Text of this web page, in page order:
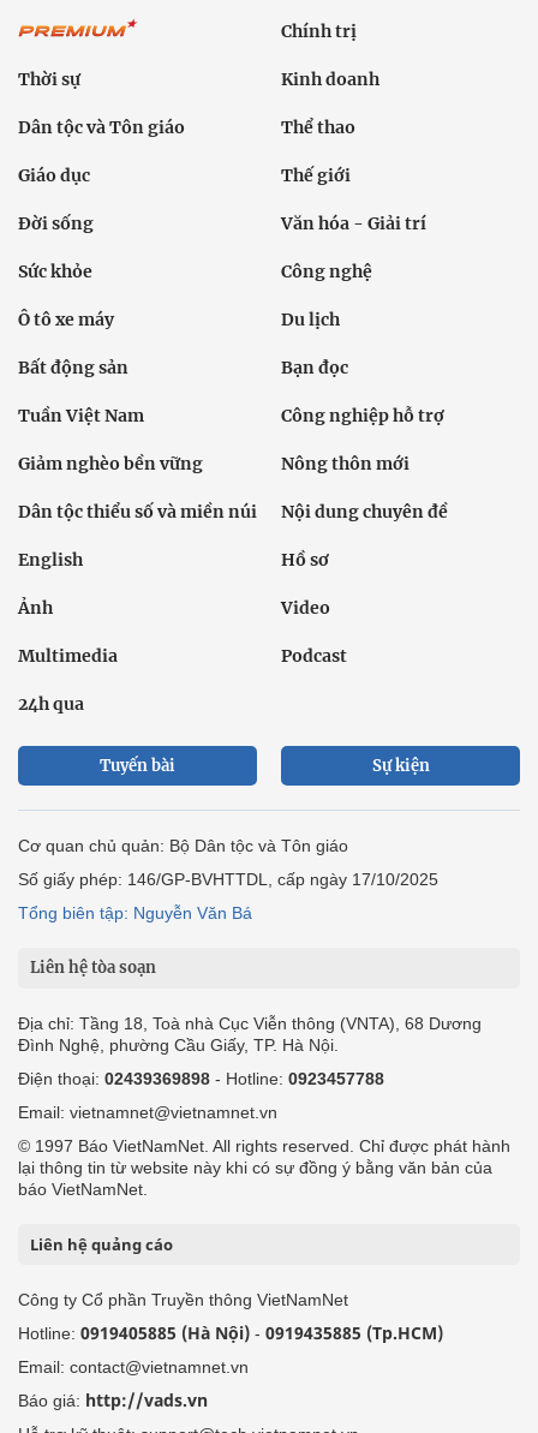
Chính trị
Thời sự Kinh doanh
Dân tộc và Tôn giáo Thể thao
Giáo dục Thế giới
Đời sống Văn hóa - Giải trí
Sức khỏe Công nghệ
Ô tô xe máy Du lịch
Bất động sản Bạn đọc
Tuần Việt Nam Công nghiệp hỗ trợ
Giảm nghèo bền vững Nông thôn mới
Dân tộc thiểu số và miền núi Nội dung chuyên đề
English Hồ sơ
Ảnh Video
Multimedia Podcast
24h qua
Tuyến bài Sự kiện
Cơ quan chủ quản: Bộ Dân tộc và Tôn giáo
Số giấy phép: 146/GP-BVHTTDL, cấp ngày 17/10/2025
Tổng biên tập: Nguyễn Văn Bá
Liên hệ tòa soạn
Địa chỉ: Tầng 18, Toà nhà Cục Viễn thông (VNTA), 68 Dương
Đình Nghệ, phường Cầu Giấy, TP. Hà Nội.
Điện thoại: 02439369898 - Hotline: 0923457788
Email: vietnamnet@vietnamnet.vn
© 1997 Báo VietNamNet. All rights reserved. Chỉ được phát hành
lại thông tin từ website này khi có sự đồng ý bằng văn bản của
báo VietNamNet.
Liên hệ quảng cáo
Công ty Cổ phần Truyền thông VietNamNet
Hotline: 0919405885 (Hà Nội) - 0919435885 (Tp.HCM)
Email: contact@vietnamnet.vn
Báo giá: http://vads.vn